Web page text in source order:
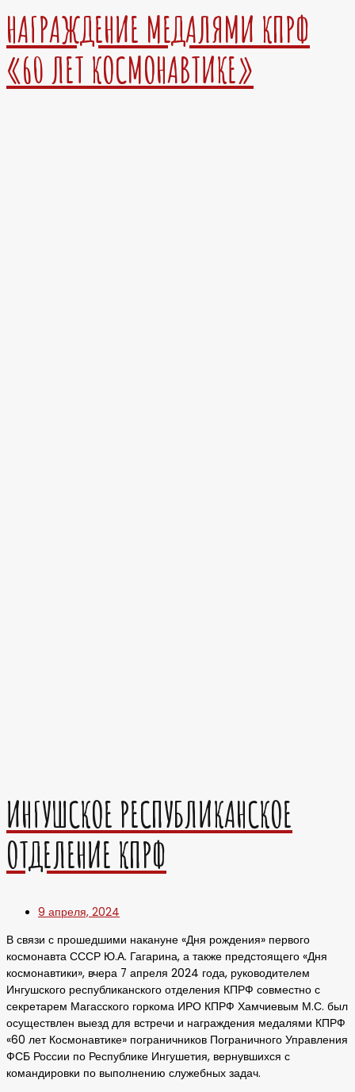
НАГРАЖДЕНИЕ МЕДАЛЯМИ КПРФ
«60 ЛЕТ КОСМОНАВТИКЕ»
ИНГУШСКОЕ РЕСПУБЛИКАНСКОЕ
ОТДЕЛЕНИЕ КПРФ
9 апреля, 2024
В связи с прошедшими накануне «Дня рождения» первого
космонавта СССР Ю.А. Гагарина, а также предстоящего «Дня
космонавтики», вчера 7 апреля 2024 года, руководителем
Ингушского республиканского отделения КПРФ совместно с
секретарем Магасского горкома ИРО КПРФ Хамчиевым М.С. был
осуществлен выезд для встречи и награждения медалями КПРФ
«60 лет Космонавтике» пограничников Пограничного Управления
ФСБ России по Республике Ингушетия, вернувшихся с
командировки по выполнению служебных задач.